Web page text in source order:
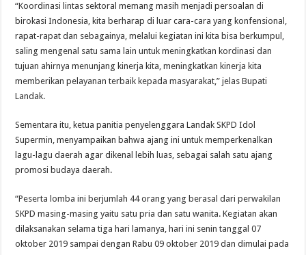
“Koordinasi lintas sektoral memang masih menjadi persoalan di
birokasi Indonesia, kita berharap di luar cara-cara yang konfensional,
rapat-rapat dan sebagainya, melalui kegiatan ini kita bisa berkumpul,
saling mengenal satu sama lain untuk meningkatkan kordinasi dan
tujuan ahirnya menunjang kinerja kita, meningkatkan kinerja kita
memberikan pelayanan terbaik kepada masyarakat,” jelas Bupati
Landak.
Sementara itu, ketua panitia penyelenggara Landak SKPD Idol
Supermin, menyampaikan bahwa ajang ini untuk memperkenalkan
lagu-lagu daerah agar dikenal lebih luas, sebagai salah satu ajang
promosi budaya daerah.
“Peserta lomba ini berjumlah 44 orang yang berasal dari perwakilan
SKPD masing-masing yaitu satu pria dan satu wanita. Kegiatan akan
dilaksanakan selama tiga hari lamanya, hari ini senin tanggal 07
oktober 2019 sampai dengan Rabu 09 oktober 2019 dan dimulai pada